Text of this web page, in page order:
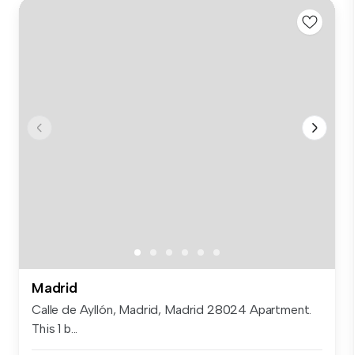
Madrid
Calle de Ayllón, Madrid, Madrid 28024 Apartment.
This 1 b...